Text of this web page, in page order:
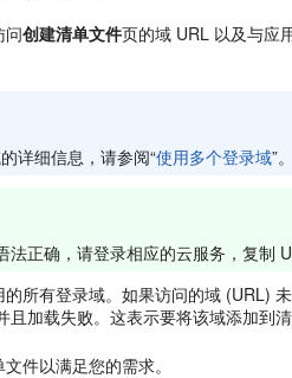
问创建清单文件页的域 URL 以及与应
详细信息，请参阅“使用多个登录域”。
法正确，请登录相应的云服务，复制
所有登录域。如果访问的域 (URL)
且加载失败。这表示要将该域添加到
件以满足您的需求。